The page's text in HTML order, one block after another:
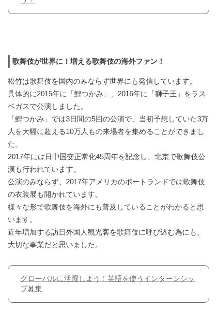
歌舞伎が世界に！増える歌舞伎の海外ファン！
松竹は歌舞伎を国内のみならず世界にも発信しています。
具体的に2015年に「鯉つかみ」、2016年に「獅子王」をラス
ベガスで公演しました。
「鯉つかみ」では3日間の5回の公演で、当初予想していた3万
人を大幅に超える10万人もの来場者を集めることができまし
た。
2017年には日中国交正常化45周年を記念し、北京で歌舞伎公
演も行われています。
公演のみならず、2017年アメリカのポートランドでは歌舞伎
の衣装展も開かれています。
様々な形で歌舞伎を海外にも普及していることがわかると思
います。
近年増加する訪日外国人観光客を歌舞伎に呼び込む為にも、
大切な事業だと思いました。
グローバルに活躍しよう！英語を使うインターンシッ
プ募集